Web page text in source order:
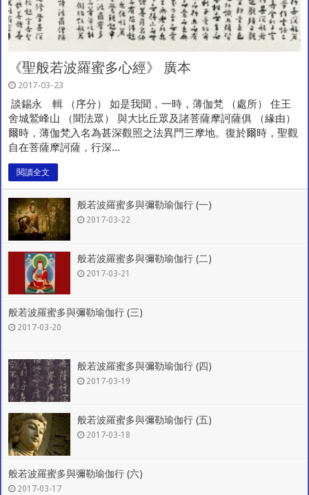
《聖般若波羅蜜多心經》 廣本
2017-03-23
談錫永 輯 （序分） 如是我聞，一時，薄伽梵 （處所） 住王
舍城鷲峰山 （聞法眾） 與大比丘眾及諸菩薩摩訶薩俱 （緣由）
爾時，薄伽梵入名為甚深觀照之法異門三摩地。復於爾時，聖觀
自在菩薩摩訶薩，行深...
閱讀全文
般若波羅蜜多與彌勒瑜伽行 (一)
2017-03-22
般若波羅蜜多與彌勒瑜伽行 (二)
2017-03-21
般若波羅蜜多與彌勒瑜伽行 (三)
2017-03-20
般若波羅蜜多與彌勒瑜伽行 (四)
2017-03-19
般若波羅蜜多與彌勒瑜伽行 (五)
2017-03-18
般若波羅蜜多與彌勒瑜伽行 (六)
2017-03-17